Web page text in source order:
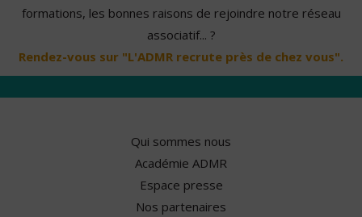
formations, les bonnes raisons de rejoindre notre réseau
associatif... ?
Rendez-vous sur "L'ADMR recrute près de chez vous".
Qui sommes nous
Académie ADMR
Espace presse
Nos partenaires